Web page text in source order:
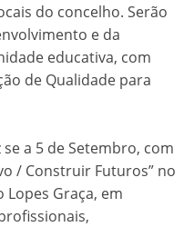
do concelho. Serão
e da
educativa, com
de Qualidade para
a 5 de Setembro, com
/ Construir Futuros” no
Graça, em